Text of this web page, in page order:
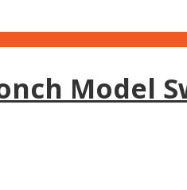
Model